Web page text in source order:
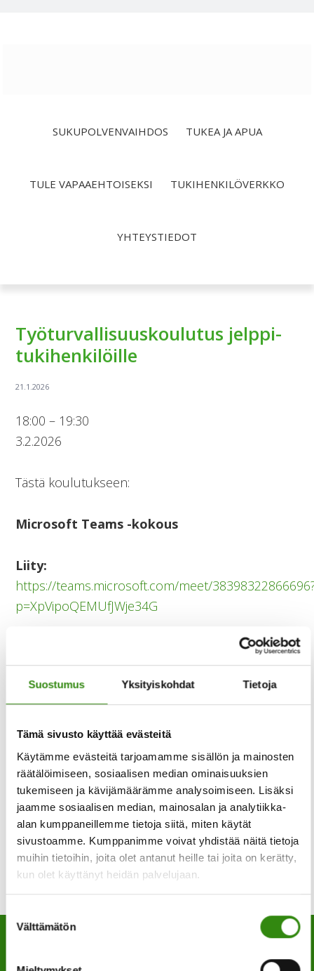
Suostumus Yksityiskohdat Tietoja
Tämä sivusto käyttää evästeitä
Käytämme evästeitä tarjoamamme sisällön ja mainosten
räätälöimiseen, sosiaalisen median ominaisuuksien
tukemiseen ja kävijämäärämme analysoimiseen. Lisäksi
jaamme sosiaalisen median, mainosalan ja analytiikka-
alan kumppaneillemme tietoja siitä, miten käytät
sivustoamme. Kumppanimme voivat yhdistää näitä tietoja
muihin tietoihin, joita olet antanut heille tai joita on kerätty,
kun olet käyttänyt heidän palvelujaan.
Suostumuksen
valinta
Välttämätön
SUKUPOLVENVAIHDOS TUKEA JA APUA
TULE VAPAAEHTOISEKSI TUKIHENKILÖVERKKO
YHTEYSTIEDOT
Työturvallisuuskoulutus jelppi-
tukihenkilöille
Työturvallisuuskoulutus
jelppi-
18:00 – 19:30
3.2.2026
Tästä koulutukseen:
Microsoft Teams -kokous
Liity:
https://teams.microsoft.com/meet/
p=XpVipoQEMUfJWje34G
Tunnuskoodi: vU9SH9yv
iCal
Google
Katso koko kalenteri